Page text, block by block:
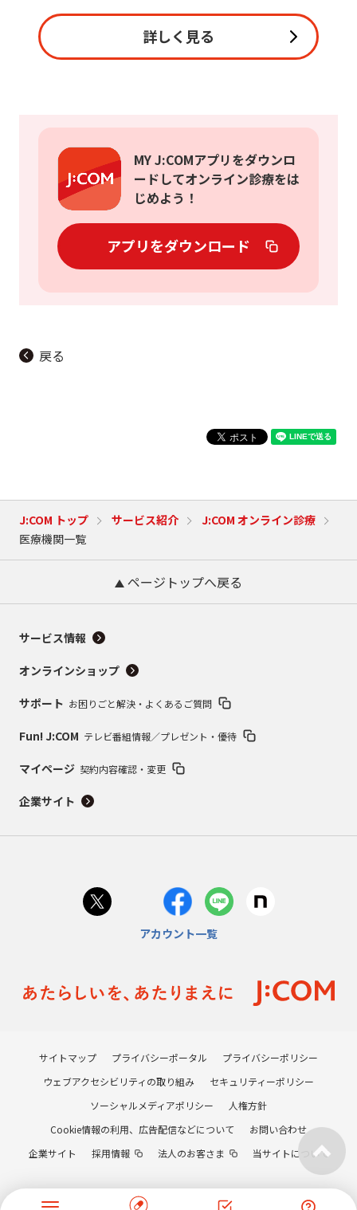
詳しく見る
MY J:COMアプリをダウンロ
ードしてオンライン診療をは
じめよう！
アプリをダウンロード
戻る
J:COM トップ サービス紹介
J:COM オンライン診療
医療機関一覧
ページトップへ戻る
サービス情報
オンラインショップ
サポート お困りごと解決・よくあるご質問
Fun! J:COM テレビ番組情報／プレゼント・優待
マイページ 契約内容確認・変更
企業サイト
アカウント一覧
サイトマップ プライバシーポータル
プライバシーポリシー
ウェブアクセシビリティの取り組み
セキュリティーポリシー
ソーシャルメディアポリシー
人権方針
Cookie情報の利用、広告配信などについて
お問い合わせ
企業サイト
採用情報 法人のお客さま 当サイトについて